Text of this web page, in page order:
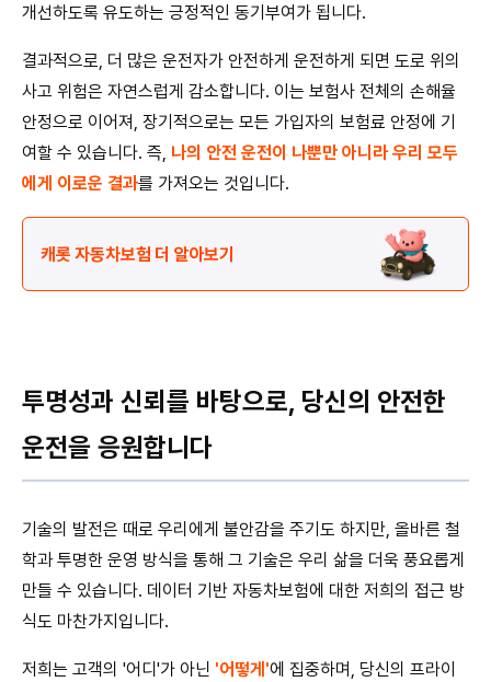
개선하도록 유도하는 긍정적인 동기부여가 됩니다.
결과적으로, 더 많은 운전자가 안전하게 운전하게 되면 도로 위의
사고 위험은 자연스럽게 감소합니다. 이는 보험사 전체의 손해율
안정으로 이어져, 장기적으로는 모든 가입자의 보험료 안정에 기
여할 수 있습니다. 즉, 나의 안전 운전이 나뿐만 아니라 우리 모두
에게 이로운 결과를 가져오는 것입니다.
캐롯 자동차보험 더 알아보기
투명성과 신뢰를 바탕으로, 당신의 안전한
운전을 응원합니다
기술의 발전은 때로 우리에게 불안감을 주기도 하지만, 올바른 철
학과 투명한 운영 방식을 통해 그 기술은 우리 삶을 더욱 풍요롭게
만들 수 있습니다. 데이터 기반 자동차보험에 대한 저희의 접근 방
식도 마찬가지입니다.
저희는 고객의 '어디'가 아닌 '어떻게'에 집중하며, 당신의 프라이